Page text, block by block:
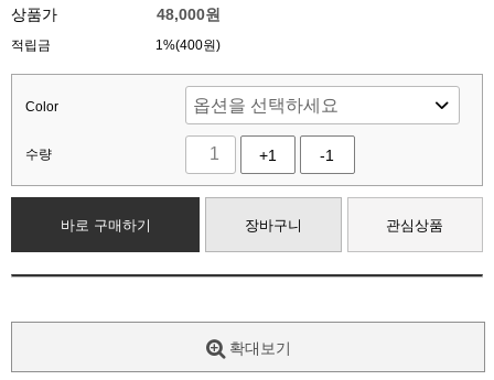
상품가 48,000원
적립금 1%(400원)
Color
수량 +1 -1
바로 구매하기 장바구니 관심상품
확대보기